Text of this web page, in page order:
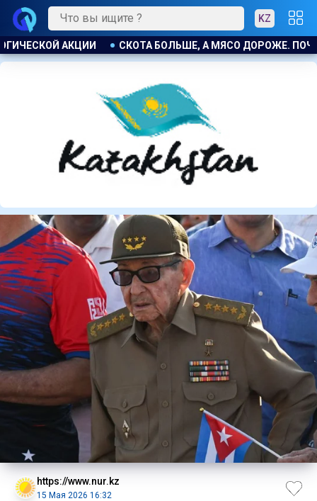
KZ
ДОРОЖЕ. ПОЧЕМУ В КАЗАХСТАНЕ ПРОДОЛЖАЮТ РАСТИ
https://www.nur.kz
15 Мая 2026 16:32